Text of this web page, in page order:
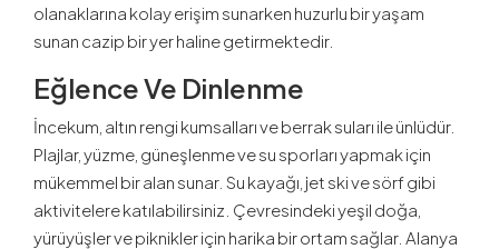
olanaklarına kolay erişim sunarken huzurlu bir yaşam
sunan cazip bir yer haline getirmektedir.
Eğlence Ve Dinlenme
İncekum, altın rengi kumsalları ve berrak suları ile ünlüdür.
Plajlar, yüzme, güneşlenme ve su sporları yapmak için
mükemmel bir alan sunar. Su kayağı, jet ski ve sörf gibi
aktivitelere katılabilirsiniz. Çevresindeki yeşil doğa,
yürüyüşler ve piknikler için harika bir ortam sağlar. Alanya